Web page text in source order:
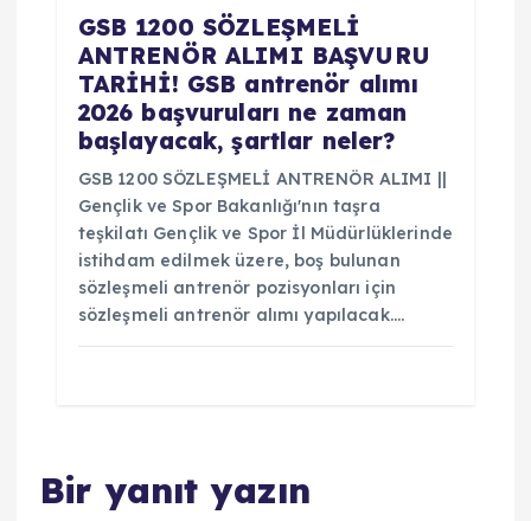
GSB 1200 SÖZLEŞMELİ
ANTRENÖR ALIMI BAŞVURU
TARİHİ! GSB antrenör alımı
2026 başvuruları ne zaman
başlayacak, şartlar neler?
GSB 1200 SÖZLEŞMELİ ANTRENÖR ALIMI ||
Gençlik ve Spor Bakanlığı'nın taşra
teşkilatı Gençlik ve Spor İl Müdürlüklerinde
istihdam edilmek üzere, boş bulunan
sözleşmeli antrenör pozisyonları için
sözleşmeli antrenör alımı yapılacak.…
Bir yanıt yazın